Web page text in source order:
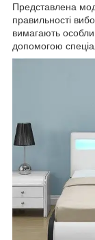
Представлена
правильності
вимагають
допомогою